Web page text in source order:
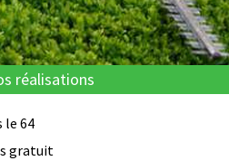
réalisations
le 64
gratuit